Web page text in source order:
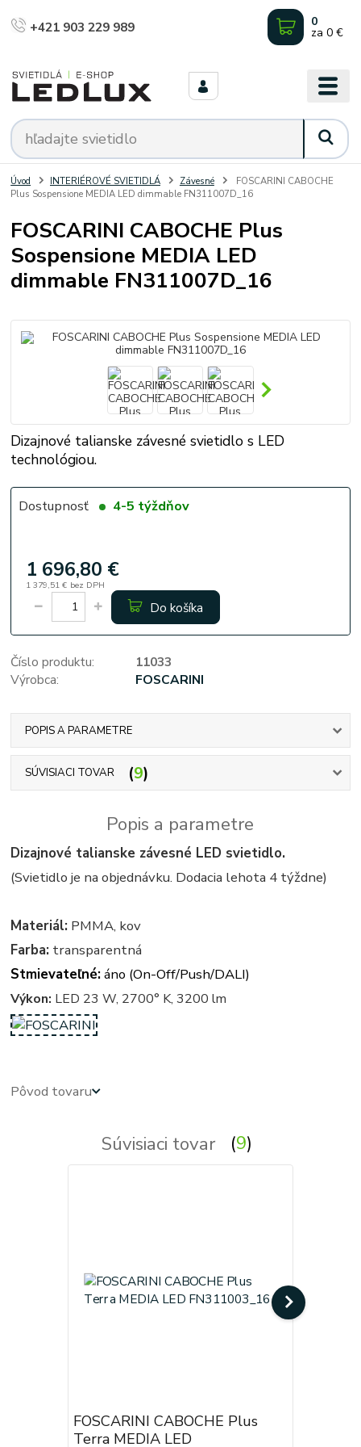
+421 903 229 989 0
za 0 €
Úvod INTERIÉROVÉ SVIETIDLÁ Závesné
FOSCARINI CABOCHE
Plus Sospensione MEDIA LED dimmable FN311007D_16
FOSCARINI CABOCHE Plus
Sospensione MEDIA LED
dimmable FN311007D_16
Dizajnové talianske závesné svietidlo s LED
technológiou.
Dostupnosť 4-5 týždňov
1 696,80 €
1 379,51 € bez DPH
Do košíka
Číslo produktu:
11033
Výrobca:
FOSCARINI
POPIS A PARAMETRE
SÚVISIACI TOVAR 9
Popis a parametre
Dizajnové talianske závesné LED svietidlo.
(Svietidlo je na objednávku. Dodacia lehota 4 týždne)
Materiál: PMMA, kov
Farba: transparentná
Stmievateľné:áno (On-Off/Push/DALI)
Výkon: LED 23 W, 2700° K, 3200 lm
Pôvod tovaru
Súvisiaci tovar 9
FOSCARINI CABOCHE Plus
Terra MEDIA LED